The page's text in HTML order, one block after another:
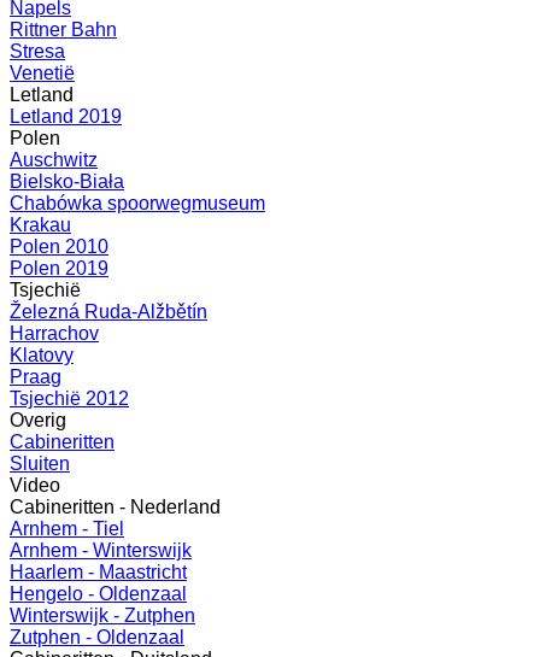
Napels
Rittner Bahn
Stresa
Venetië
Letland
Letland 2019
Polen
Auschwitz
Bielsko-Biała
Chabówka spoorwegmuseum
Krakau
Polen 2010
Polen 2019
Tsjechië
Železná Ruda-Alžbětín
Harrachov
Klatovy
Praag
Tsjechië 2012
Overig
Cabineritten
Sluiten
Video
Cabineritten - Nederland
Arnhem - Tiel
Arnhem - Winterswijk
Haarlem - Maastricht
Hengelo - Oldenzaal
Winterswijk - Zutphen
Zutphen - Oldenzaal